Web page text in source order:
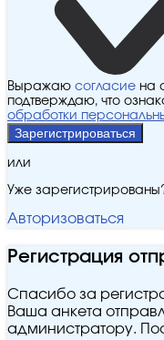
Выражаю согласие на
подтверждаю, что
обработки
Зарегистрироваться
или
Уже
Авторизоваться
Регистрация
Спасибо за
Ваша анкета
администратору.